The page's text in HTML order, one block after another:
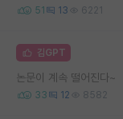
51 13 6221
김GPT
논문이 계속 떨어진다~
33 12 8582